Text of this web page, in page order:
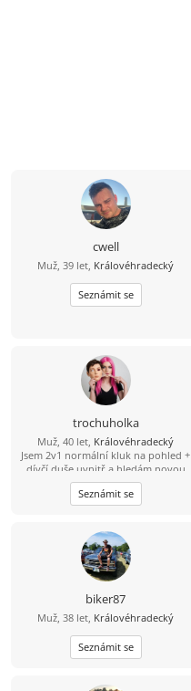
cwell
Muž, 39 let, Královéhradecký
Seznámit se
trochuholka
Muž, 40 let, Královéhradecký
Jsem 2v1 normální kluk na pohled +
dívčí duše uvnitř a hledám novou
nejlepší kamarádku jako spřízněnou
duši. Sice jsem duše zadaná ale i tak
osamocená.
Seznámit se
biker87
Muž, 38 let, Královéhradecký
Seznámit se